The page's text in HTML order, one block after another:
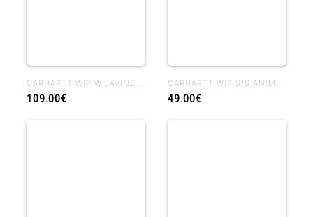
CARHARTT WIP W'LAVINE PANT BLUE HEAVY STONE WASH
109.00€
CARHARTT WIP S/S ANIMATED DUCKS T-SHIRT BLACK
49.00€